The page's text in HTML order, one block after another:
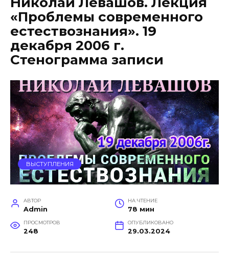
«Проблемы современного
естествознания». 19
декабря 2006 г.
Стенограмма записи
ВЫСТУПЛЕНИЯ
АВТОР
Admin
НА ЧТЕНИЕ
78 мин
ПРОСМОТРОВ
248
ОПУБЛИКОВАНО
29.03.2024